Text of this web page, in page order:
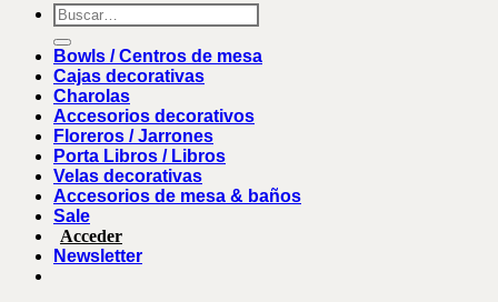
Buscar
por:
Bowls / Centros de mesa
Cajas decorativas
Charolas
Accesorios decorativos
Floreros / Jarrones
Porta Libros / Libros
Velas decorativas
Accesorios de mesa & baños
Sale
Acceder
Newsletter